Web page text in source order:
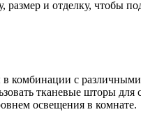
и отделку, чтобы
комбинации с
тканевые шторы для
освещения в комнате.